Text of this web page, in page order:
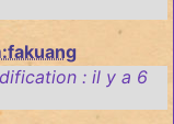
: il y a 6